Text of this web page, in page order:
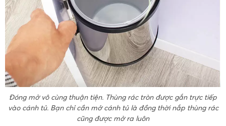
Đóng mở vô cùng thuận tiện. Thùng rác tròn được gắn trực tiếp
vào cánh tủ. Bạn chỉ cần mở cánh tủ là đồng thời nắp thùng rác
cũng được mở ra luôn